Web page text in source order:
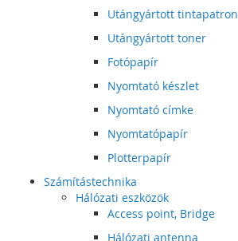
Utángyártott tintapatron
Utángyártott toner
Fotópapír
Nyomtató készlet
Nyomtató címke
Nyomtatópapír
Plotterpapír
Számítástechnika
Hálózati eszközök
Access point, Bridge
Hálózati antenna